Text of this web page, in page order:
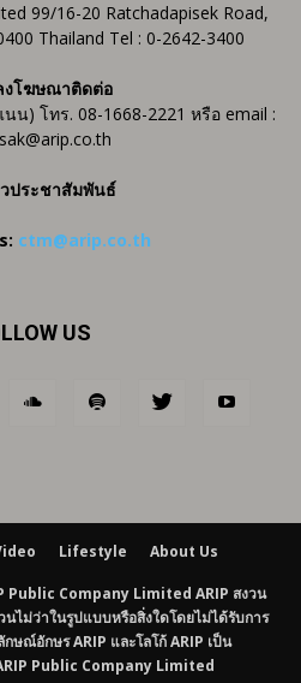
99/16-20 Ratchadapisek Road,
Thailand Tel : 0-2642-3400
งโฆษณาติดต่อ
) โทร. 08-1668-2221 หรือ email :
ประชาสัมพันธ์
ctm@arip.co.th
US
Lifestyle About Us
Company Limited ARIP สงวน
ไม่ว่าในรูปแบบหรือสิ่งใดโดยไม่ได้รับการ
ษณ์อักษร ARIP และโลโก้ ARIP เป็น
Public Company Limited